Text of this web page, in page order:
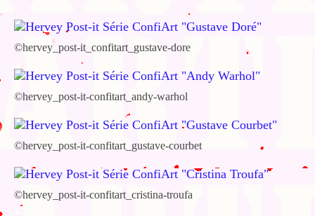
©hervey_post-it_confitart_gustave-dore
©hervey_post-it-confitart_andy-warhol
©hervey_post-it-confitart_gustave-courbet
©hervey_post-it-confitart_cristina-troufa